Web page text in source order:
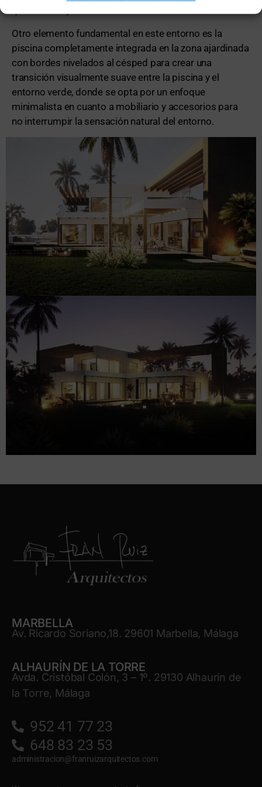
Otro elemento fundamental en este entorno es la
piscina completamente integrada en la zona ajardinada
con bordes nivelados al césped para crear una
transición visualmente suave entre la piscina y el
entorno verde, donde se opta por un enfoque
minimalista en cuanto a mobiliario y accesorios para
no interrumpir la sensación natural del entorno.
MARBELLA
Av. Ricardo Soriano,18. 29601 Marbella, Málaga
ALHAURÍN DE LA TORRE
Avda. Cristóbal Colón, 3 – 1º. 29130 Alhaurín de
la Torre, Málaga
952 41 77 23
648 83 23 53
administracion@franruizarquitectos.com